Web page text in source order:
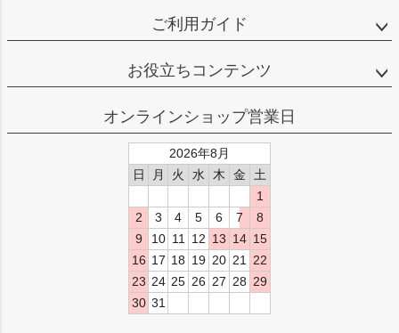
ご利用ガイド
お役立ちコンテンツ
オンラインショップ営業日
2026年8月
日
月 火 水 木 金
土
1
2
3 4 5 6 7
8
9
10 11 12 13 14 15
16 17 18 19 20 21
22
23 24 25 26 27 28 29
30 31